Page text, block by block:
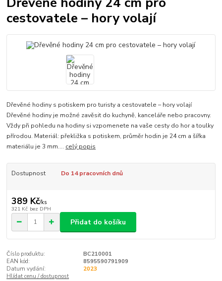
cestovatele – hory volají
Dřevěné hodiny s potiskem pro turisty a cestovatele – hory volají
Dřevěné hodiny je možné zavěsit do kuchyně, kanceláře nebo pracovny.
Vždy při pohledu na hodiny si vzpomenete na vaše cesty do hor a toulky
přírodou. Materiál: překližka s potiskem, průměr hodin je 24 cm a šířka
materiálu je 3 mm.... celý popis
Dostupnost Do 14 pracovních dnů
389 Kč/ks
321 Kč bez DPH
Přidat do košíku
Číslo produktu:
BC210001
EAN kód:
8595590791909
Datum vydání:
2023
Hlídat cenu / dostupnost